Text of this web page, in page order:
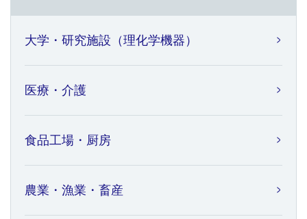
大学・研究施設（理化学機器）
医療・介護
食品工場・厨房
農業・漁業・畜産